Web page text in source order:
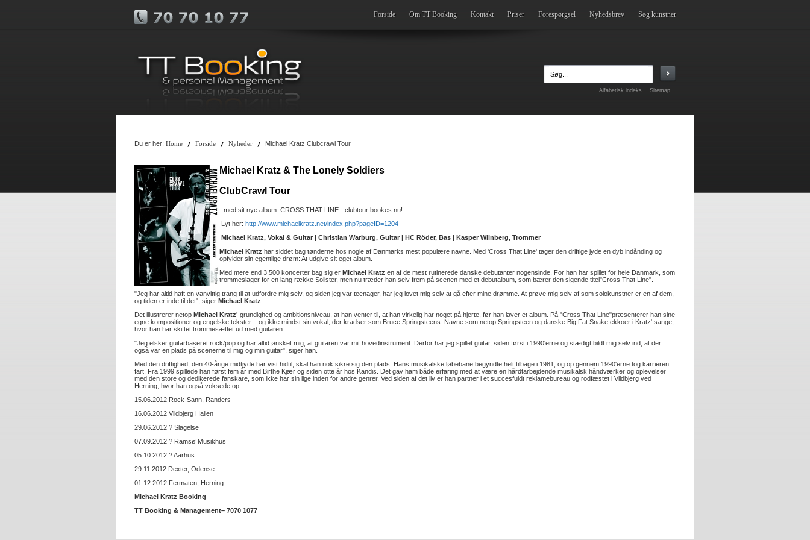
Forside Om TT Booking Kontakt Priser Forespørgsel Nyhedsbrev Søg kunstner
Alfabetisk indeks Sitemap
Du er her: Home Forside Nyheder Michael Kratz Clubcrawl Tour
Michael Kratz & The Lonely Soldiers
ClubCrawl Tour
- med sit nye album: CROSS THAT LINE - clubtour bookes nu!
Lyt her: http://www.michaelkratz.net/index.php?pageID=1204
Michael Kratz, Vokal & Guitar | Christian Warburg, Guitar | HC Röder, Bas | Kasper Wiinberg, Trommer
Michael Kratz har siddet bag tønderne hos nogle af Danmarks mest populære navne. Med 'Cross That Line' tager den driftige jyde en dyb indånding og
opfylder sin egentlige drøm: At udgive sit eget album.
Med mere end 3.500 koncerter bag sig er Michael Kratz en af de mest rutinerede danske debutanter nogensinde. For han har spillet for hele Danmark, som
trommeslager for en lang række Solister, men nu træder han selv frem på scenen med et debutalbum, som bærer den sigende titel"Cross That Line".
"Jeg har altid haft en vanvittig trang til at udfordre mig selv, og siden jeg var teenager, har jeg lovet mig selv at gå efter mine drømme. At prøve mig selv af som solokunstner er en af dem,
og tiden er inde til det", siger Michael Kratz
Det illustrerer netop Michael Kratz' grundighed og ambitionsniveau, at han venter til, at han virkelig har noget på hjerte, før han laver et album. På "Cross That Line"præsenterer han sine
egne kompositioner og engelske tekster – og ikke mindst sin vokal, der kradser som Bruce Springsteens. Navne som netop Springsteen og danske Big Fat Snake ekkoer i Kratz' sange,
hvor han har skiftet trommesættet ud med guitaren.
"Jeg elsker guitarbaseret rock/pop og har altid ønsket mig, at guitaren var mit hovedinstrument. Derfor har jeg spillet guitar, siden først i 1990'erne og stædigt bildt mig selv ind, at der
også var en plads på scenerne til mig og min guitar", siger han.
Med den driftighed, den 40-årige midtjyde har vist hidtil, skal han nok sikre sig den plads. Hans musikalske løbebane begyndte helt tilbage i 1981, og op gennem 1990'erne tog karrieren
fart. Fra 1999 spillede han først fem år med Birthe Kjær og siden otte år hos Kandis. Det gav ham både erfaring med at være en hårdtarbejdende musikalsk håndværker og oplevelser
med den store og dedikerede fanskare, som ikke har sin lige inden for andre genrer. Ved siden af det liv er han partner i et succesfuldt reklamebureau og rodfæstet i Vildbjerg ved
Herning, hvor han også voksede op.
15.06.2012 Rock-Sann, Randers
16.06.2012 Vildbjerg Hallen
29.06.2012 ? Slagelse
07.09.2012 ? Ramsø Musikhus
05.10.2012 ? Aarhus
29.11.2012 Dexter, Odense
01.12.2012 Fermaten, Herning
Michael Kratz Booking
TT Booking & Management– 7070 1077